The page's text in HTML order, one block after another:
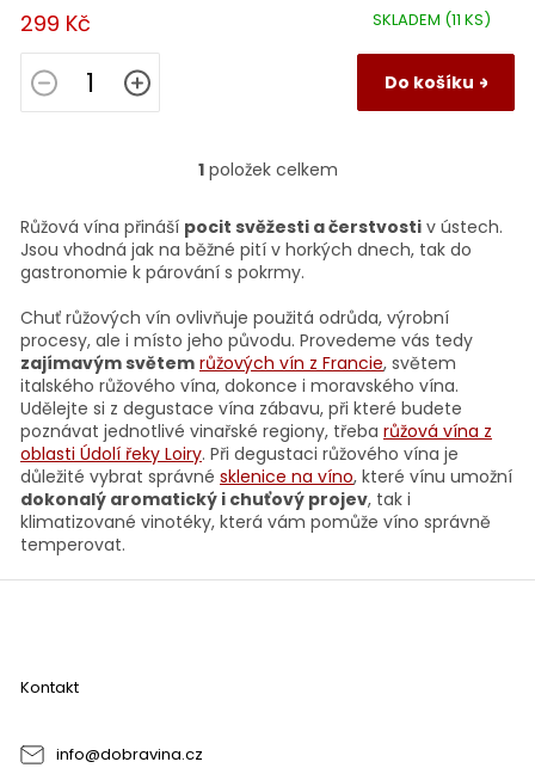
SKLADEM (11 KS)
299 Kč
Do košíku
O
l
á
d
c
í
p
r
v
k
y
v
ý
p
u
1položek celkem
Růžová vína přináší pocit svěžesti a čerstvosti v ústech.
Jsou vhodná jak na běžné pití v horkých dnech, tak do
gastronomie k párování s pokrmy.
Chuť růžových vín ovlivňuje použitá odrůda, výrobní
procesy, ale i místo jeho původu. Provedeme vás tedy
zajímavým světem růžových vín z Francie, světem
italského růžového vína, dokonce i moravského vína.
Udělejte si z degustace vína zábavu, při které budete
poznávat jednotlivé vinařské regiony, třeba růžová vína z
oblasti Údolí řeky Loiry. Při degustaci růžového vína je
důležité vybrat správné sklenice na víno, které vínu umožní
dokonalý aromatický i chuťový projev, tak i
klimatizované vinotéky, která vám pomůže víno správně
temperovat.
Z
Kontakt
info@dobravina.cz